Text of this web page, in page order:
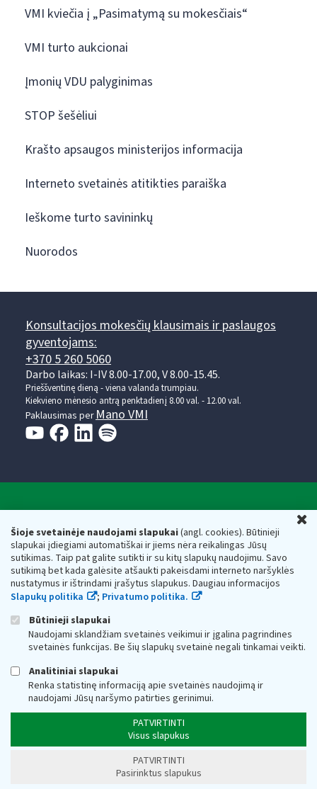
Šioje svetainėje naudojami slapukai(angl. cookies). Būtinieji
slapukai įdiegiami automatiškai ir jiems nėra reikalingas Jūsų
sutikimas. Taip pat galite sutikti ir su kitų slapukų naudojimu. Savo
sutikimą bet kada galėsite atšaukti pakeisdami interneto naršyklės
nustatymus ir ištrindami įrašytus slapukus. Daugiau informacijos
Slapukų politika
; Privatumo politika.
Būtinieji slapukai
Naudojami sklandžiam svetainės veikimui ir įgalina pagrindines
svetainės funkcijas. Be šių slapukų svetainė negali tinkamai veikti.
Analitiniai slapukai
Renka statistinę informaciją apie svetainės naudojimą ir
naudojami Jūsų naršymo patirties gerinimui.
PATVIRTINTI
Visus slapukus
PATVIRTINTI
Pasirinktus slapukus
VMI kviečia į „Pasimatymą su mokesčiais“
VMI turto aukcionai
Įmonių VDU palyginimas
STOP šešėliui
Krašto apsaugos ministerijos informacija
Interneto svetainės atitikties paraiška
Ieškome turto savininkų
Nuorodos
Konsultacijos mokesčių klausimais ir paslaugos
gyventojams:
+370 5 260 5060
Darbo laikas: I-IV 8.00-17.00, V 8.00-15.45.
Prieššventinę dieną - viena valanda trumpiau.
Kiekvieno mėnesio antrą penktadienį 8.00 val. - 12.00 val.
Paklausimas per Mano VMI
Respublikos finansų ministerijos
Biudžetinė įstaiga. Juridinio asmens kodas — 188659752,
adresas: Vasario 16-osios g. 14, 01107 Vilnius, Lietuva, el.paštas:
vmi@vmi.lt, E. pristatymo dėžutės adresas 188659752
Duomenys apie Valstybinę mokesčių inspekciją prie Lietuvos
Respublikos finansų ministerijos kaupiami ir saugomi Juridinių